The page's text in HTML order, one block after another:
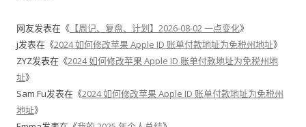
网友发表在《 【周记、复盘、计划】2026-08-02 一点变化》
j发表在《2024 如何修改苹果 Apple ID 账单付款地址为免税州地址》
ZYZ发表在《2024 如何修改苹果 Apple ID 账单付款地址为免税州地
址》
Sam Fu发表在《2024 如何修改苹果 Apple ID 账单付款地址为免税州
地址》